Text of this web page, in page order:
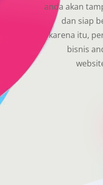
anda akan
dan siap
karena itu,
bisnis